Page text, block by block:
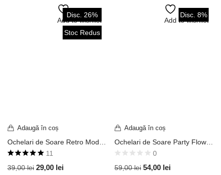
Disc. 26%
Stoc Redus
Adaugă în coș
Add to wishlist
Ochelari de Soare Retro Model Round John Lennon Ramă Aurie / Lentilă Oglindă Albastră UV400 OVD228
4.91din 5
11
39,00lei 29,00 lei
Disc. 8%
Adaugă în coș
Add to wishlist
Ochelari de Soare Party Flower Oval Ramă Neagră Lucioasă / Lentilă Neagră UV400 OVDB150
0
59,00lei 54,00 lei